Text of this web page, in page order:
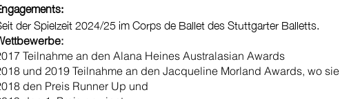
der Spielzeit 2024/25 im Corps de Ballet des Stuttgarter Balletts.
Teilnahme an den Alana Heines Australasian Awards
und 2019 Teilnahme an den Jacqueline Morland Awards, wo sie
den Preis Runner Up und